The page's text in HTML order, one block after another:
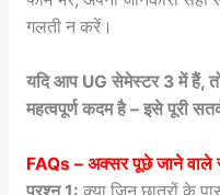
गलती न करें।
यदि आप UG सेमेस्टर 3 में हैं,
महत्वपूर्ण कदम है – इसे पूरी
FAQs – अक्सर पूछे जाने वाले